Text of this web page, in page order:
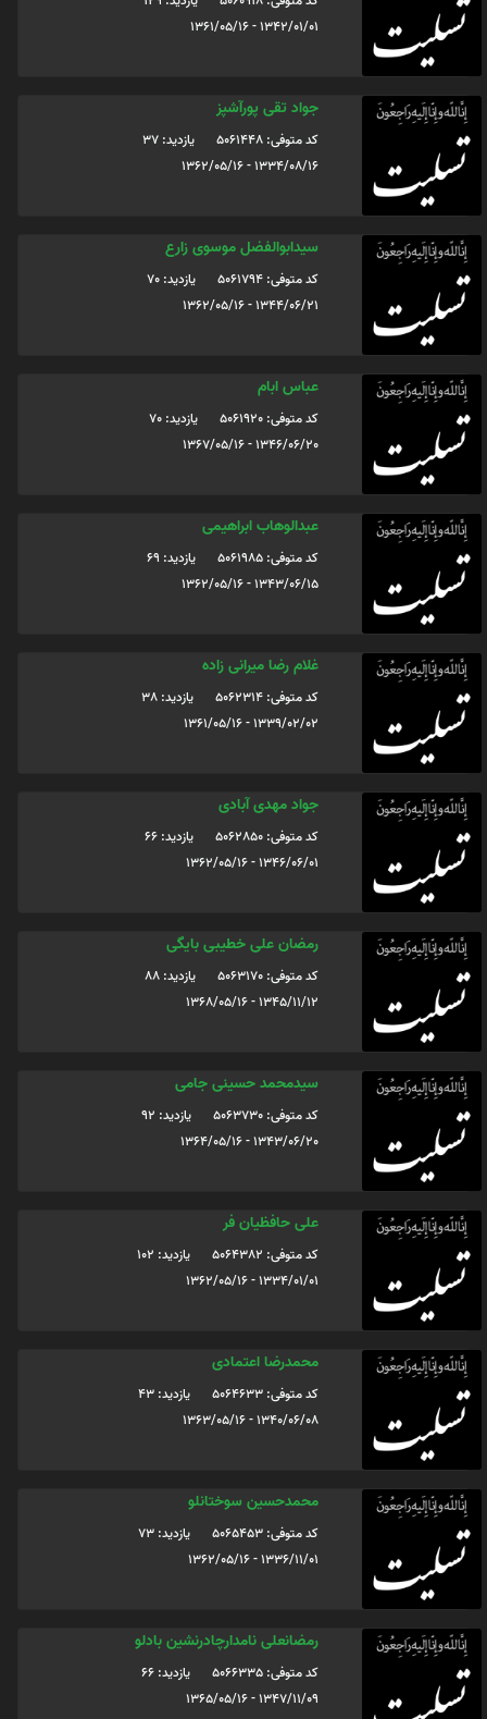
1342/01/01 - 1361/05/16
جواد تقی پورآشپز
کد متوفی: 5061448
یازدید: 37
1334/08/16 - 1362/05/16
سیدابوالفضل موسوی زارع
کد متوفی: 5061794
یازدید: 70
1344/06/21 - 1362/05/16
عباس ابام
کد متوفی: 5061920
یازدید: 70
1346/06/20 - 1367/05/16
عبدالوهاب ابراهیمی
کد متوفی: 5061985
یازدید: 69
1343/06/15 - 1362/05/16
غلام رضا میرانی زاده
کد متوفی: 5062314
یازدید: 38
1339/02/02 - 1361/05/16
جواد مهدی آبادی
کد متوفی: 5062850
یازدید: 66
1346/06/01 - 1362/05/16
رمضان علی خطیبی بایگی
کد متوفی: 5063170
یازدید: 88
1345/11/12 - 1368/05/16
سیدمحمد حسینی جامی
کد متوفی: 5063730
یازدید: 92
1343/06/20 - 1364/05/16
علی حافظیان فر
کد متوفی: 5064382
یازدید: 102
1334/01/01 - 1362/05/16
محمدرضا اعتمادی
کد متوفی: 5064633
یازدید: 43
1340/06/08 - 1363/05/16
محمدحسین سوختانلو
کد متوفی: 5065453
یازدید: 73
1336/11/01 - 1362/05/16
رمضانعلی نامدارچادرنشین بادلو
کد متوفی: 5066335
یازدید: 66
1347/11/09 - 1365/05/16